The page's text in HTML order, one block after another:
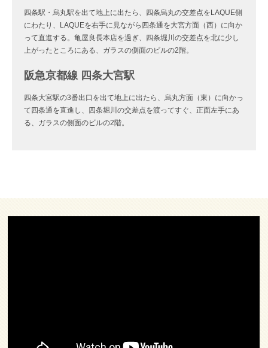
四条駅・烏丸駅を出て地上に出たら、四条烏丸の交差点をLAQUE側
にわたり、LAQUEを右手に見ながら四条通を大宮方面（西）に向か
って直進する。亀屋良長本店を過ぎ、四条堀川の交差点を北に少し
上がったところにある、ガラスの側面のビルの2階。
阪急京都線 四条大宮駅
四条大宮駅の3番出口を出て地上に出たら、烏丸方面（東）に向かっ
て四条通を直進し、四条堀川の交差点を渡ってすぐ、正面左手にあ
る、ガラスの側面のビルの2階。